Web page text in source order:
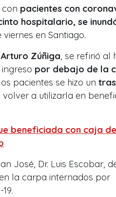
pacientes con
hospitalario, se
en Santiago.
Arturo Zúñiga, se refirió al
por debajo de la
pacientes se hizo un
a utilizarla en
beneficiada con caja de
José, Dr. Luis Escobar,
la carpa internados por